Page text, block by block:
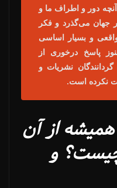
آنچه دور و اطراف ما و
جهان می‌گذرد و فکر
و بسیار اساسی
پاسخ درخوری از
نشریات و
نکرده است.
از آن
و